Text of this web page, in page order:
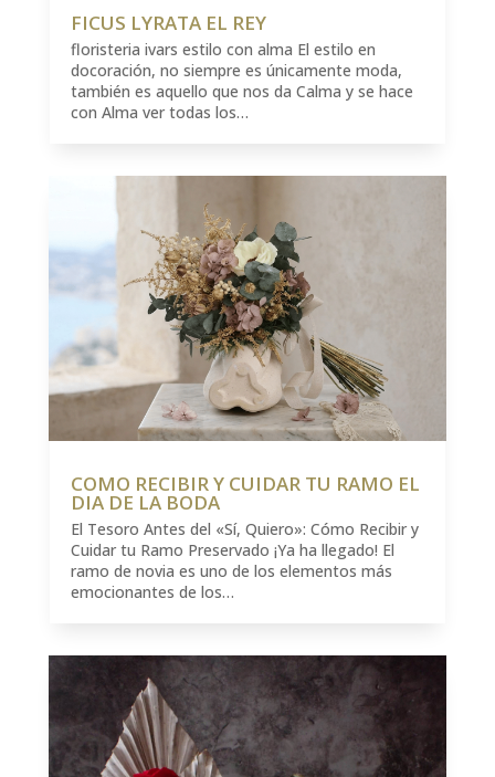
FICUS LYRATA EL REY
floristeria ivars estilo con alma El estilo en
docoración, no siempre es únicamente moda,
también es aquello que nos da Calma y se hace
con Alma ver todas los…
COMO RECIBIR Y CUIDAR TU RAMO EL
DIA DE LA BODA
El Tesoro Antes del «Sí, Quiero»: Cómo Recibir y
Cuidar tu Ramo Preservado ¡Ya ha llegado! El
ramo de novia es uno de los elementos más
emocionantes de los…